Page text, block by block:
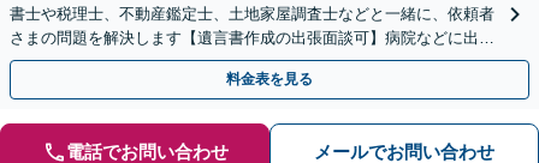
書士や税理士、不動産鑑定士、土地家屋調査士などと一緒に、依頼者
さまの問題を解決します【遺言書作成の出張面談可】病院などに出張
します。適宜公証人も呼び、対応します【枚方市駅6分】
料金表を見る
電話でお問い合わせ メールでお問い合わせ